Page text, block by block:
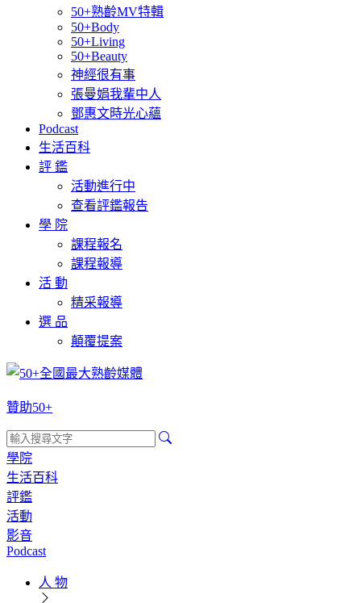
50+熟齡MV特輯
50+Body
50+Living
50+Beauty
神經很有事
張曼娟我輩中人
鄧惠文時光心蘊
Podcast
生活百科
評 鑑
活動進行中
查看評鑑報告
學 院
課程報名
課程報導
活 動
精采報導
選 品
顛覆提案
贊助50+
學院
生活百科
評鑑
活動
影音
Podcast
人 物